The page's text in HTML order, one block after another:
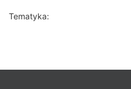
Tematyka: